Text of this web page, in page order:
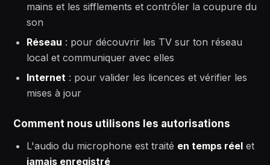
mains et les sifflements et contrôler la coupure du
son
Réseau : pour découvrir les TV sur ton réseau
local et communiquer avec elles
Internet : pour valider les licences et vérifier les
mises à jour
Comment nous utilisons les autorisations
L'audio du microphone est traité en temps réel et
jamais enregistré